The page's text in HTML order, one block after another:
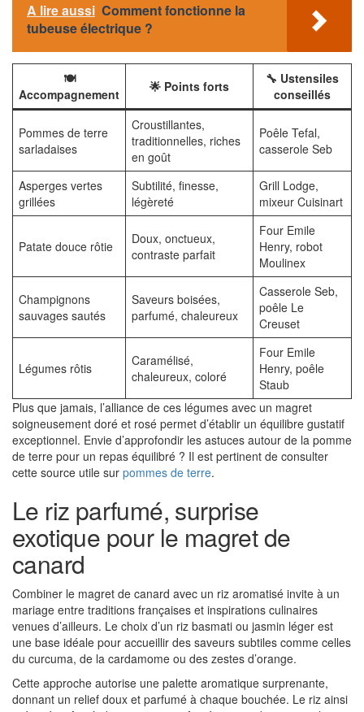
A lire aussi Comment fonctionne la
tubeuse électrique ?
🍽️
Accompagnement
🌟 Points forts
🔧 Ustensiles
conseillés
Pommes de terre
sarladaises
Croustillantes,
traditionnelles, riches
en goût
Poêle Tefal,
casserole Seb
Asperges vertes
grillées
Subtilité, finesse,
légèreté
Grill Lodge,
mixeur Cuisinart
Patate douce rôtie
Doux, onctueux,
contraste parfait
Four Emile
Henry, robot
Moulinex
Champignons
sauvages sautés
Saveurs boisées,
parfumé, chaleureux
Casserole Seb,
poêle Le
Creuset
Légumes rôtis
Caramélisé,
chaleureux, coloré
Four Emile
Henry, poêle
Staub
Plus que jamais, l’alliance de ces légumes avec un magret
soigneusement doré et rosé permet d’établir un équilibre gustatif
exceptionnel. Envie d’approfondir les astuces autour de la pomme
de terre pour un repas équilibré ? Il est pertinent de consulter
cette source utile sur pommes de terre.
Le riz parfumé, surprise
exotique pour le magret de
canard
Combiner le magret de canard avec un riz aromatisé invite à un
mariage entre traditions françaises et inspirations culinaires
venues d’ailleurs. Le choix d’un riz basmati ou jasmin léger est
une base idéale pour accueillir des saveurs subtiles comme celles
du curcuma, de la cardamome ou des zestes d’orange.
Cette approche autorise une palette aromatique surprenante,
donnant un relief doux et parfumé à chaque bouchée. Le riz ainsi